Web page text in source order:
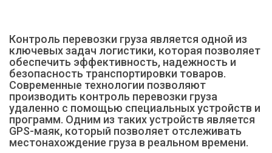
Контроль перевозки груза является одной из
ключевых задач логистики, которая позволяет
обеспечить эффективность, надежность и
безопасность транспортировки товаров.
Современные технологии позволяют
производить контроль перевозки груза
удаленно с помощью специальных устройств и
программ. Одним из таких устройств является
GPS-маяк, который позволяет отслеживать
местонахождение груза в реальном времени.